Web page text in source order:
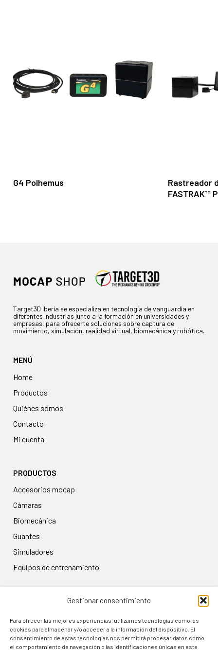
Gestionar consentimiento
Para ofrecer las mejores experiencias, utilizamos tecnologías como las
cookies para almacenar y/o acceder a la información del dispositivo. El
consentimiento de estas tecnologías nos permitirá procesar datos como
el comportamiento de navegación o las identificaciones únicas en este
G4 Polhemus
Rastreador
FASTRAK™
Target3D Iberia se especializa en tecnología de vanguardia en
diferentes industrias junto a la formación en universidades y
empresas, para ofrecerte soluciones sobre captura de
movimiento, simulación, realidad virtual, biomecánica y robótica.
MENÚ
Home
Productos
Quiénes somos
Contacto
Mi cuenta
PRODUCTOS
accesorios mocap
cámaras
biomecánica
guantes
simuladores
equipos de entrenamiento
Aviso legal
Política de privacidad